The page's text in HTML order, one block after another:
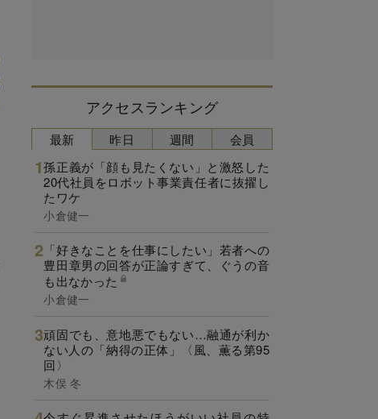
アクセスランキング
最新
孫正義が「顔も見たくない」と激怒した
20代社員をロボット事業責任者に抜擢し
たワケ
小倉健一
「好きなことを仕事にしたい」若者への
豊田章男の回答が正論すぎて、ぐうの音
も出なかった
小倉健一
頑固でも、意地悪でもない…融通が利か
ない人の「納得の正体」〈風、薫る第95
回〉
木俣 冬
昨日 週間 会員